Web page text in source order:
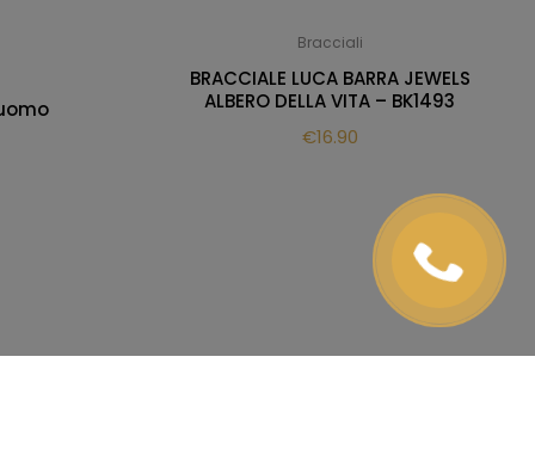
Bracciali
BRACCIALE LUCA BARRA JEWELS
ALBERO DELLA VITA – BK1493
€16.90